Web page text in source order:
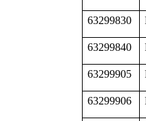
63299830
63299840
63299905
63299906